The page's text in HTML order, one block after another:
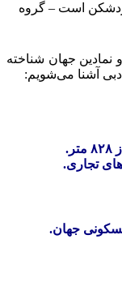
است – گروه
نمادین جهان شناخته
آشنا می‌شویم:
تجاری.
جهان.